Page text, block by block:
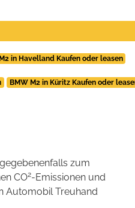
in Havelland Kaufen oder leasen
BMW M2 in Küritz Kaufen oder
zum
CO2-Emissionen und
Automobil Treuhand